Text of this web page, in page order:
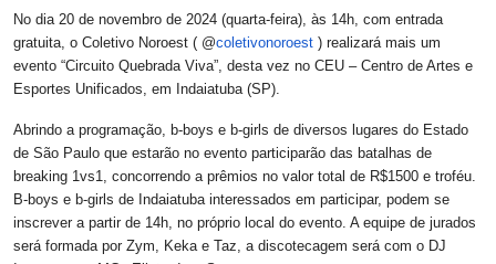
No dia 20 de novembro de 2024 (quarta-feira), às 14h, com entrada
gratuita, o Coletivo Noroest ( @coletivonoroest ) realizará mais um
evento “Circuito Quebrada Viva”, desta vez no CEU – Centro de Artes e
Esportes Unificados, em Indaiatuba (SP).
Abrindo a programação, b-boys e b-girls de diversos lugares do Estado
de São Paulo que estarão no evento participarão das batalhas de
breaking 1vs1, concorrendo a prêmios no valor total de R$1500 e troféu.
B-boys e b-girls de Indaiatuba interessados em participar, podem se
inscrever a partir de 14h, no próprio local do evento. A equipe de jurados
será formada por Zym, Keka e Taz, a discotecagem será com o DJ